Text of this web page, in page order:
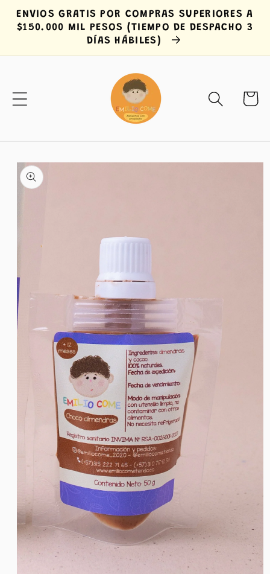
directamente
al contenido
ENVIOS GRATIS POR COMPRAS SUPERIORES A
$150.000 MIL PESOS (TIEMPO DE DESPACHO 3
DÍAS HÁBILES)
Carrito
directamente
a la
información